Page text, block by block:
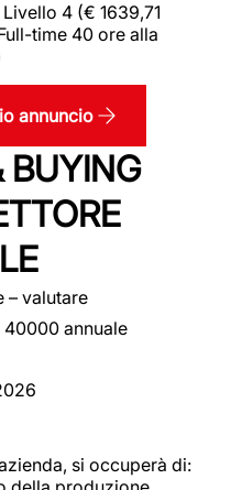
Livello 4 (€ 1639,71
time 40 ore alla
annuncio
BUYING
– valutare
annuale
si occuperà di: